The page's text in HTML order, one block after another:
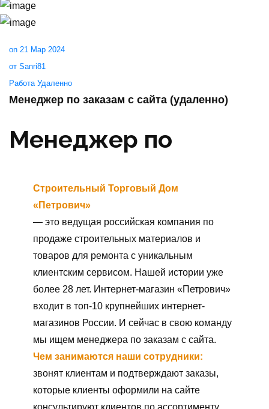
on 21 Мар 2024
от Sanri81
Работа Удаленно
Менеджер по заказам с сайта (удаленно)
Менеджер по
(удаленно)
43 000до58 000 ₽ до вычета налогов
Требуемый опыт работы:не требуется
Полная занятость ,удаленная работа
Сейчас эту вакансиюсмотрят 14 человек
Строительный Торговый Дом
«Петрович»
— это ведущая российская компания по
продаже строительных материалов и
товаров для ремонта с уникальным
клиентским сервисом. Нашей истории уже
более 28 лет. Интернет-магазин «Петрович»
входит в топ-10 крупнейших интернет-
магазинов России. И сейчас в свою команду
мы ищем менеджера по заказам с сайта.
Чем занимаются наши сотрудники:
звонят клиентам и подтверждают заказы,
которые клиенты оформили на сайте
консультируют клиентов по ассортименту,